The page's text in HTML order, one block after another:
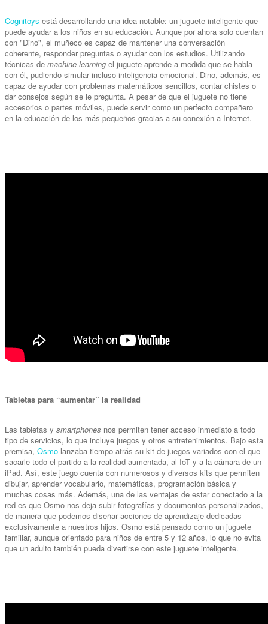
Cognitoys está desarrollando una idea notable: un juguete inteligente que
puede ayudar a los niños en su educación. Aunque por ahora solo cuentan
con "Dino", el muñeco es capaz de mantener una conversación
coherente, responder preguntas o ayudar con los estudios. Utilizando
técnicas de machine learning el juguete aprende a medida que se habla
con él, pudiendo simular incluso inteligencia emocional. Dino, además, es
capaz de ayudar con problemas matemáticos sencillos, contar chistes o
dar consejos según se le pregunta. A pesar de que el juguete no tiene
accesorios o partes móviles, puede servir como un perfecto compañero
en la educación de los más pequeños gracias a su conexión a Internet.
Tabletas para “aumentar” la realidad
Las tabletas y smartphones nos permiten tener acceso inmediato a todo
tipo de servicios, lo que incluye juegos y otros entretenimientos. Bajo esta
premisa, Osmo lanzaba tiempo atrás su kit de juegos variados con el que
sacarle todo el partido a la realidad aumentada, al IoT y a la cámara de un
iPad. Así, este juego cuenta con numerosos y diversos kits que permiten
dibujar, aprender vocabulario, matemáticas, programación básica y
muchas cosas más. Además, una de las ventajas de estar conectado a la
red es que Osmo nos deja subir fotografías y documentos personalizados,
de manera que podemos diseñar acciones de aprendizaje dedicadas
exclusivamente a nuestros hijos. Osmo está pensado como un juguete
familiar, aunque orientado para niños de entre 5 y 12 años, lo que no evita
que un adulto también pueda divertirse con este juguete inteligente.